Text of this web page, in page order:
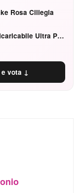
Rosa Ciliegia
Hourglass Confession Ricaricabile Ultra Preciso Ad Alta Intensità Secretly Classic Red
vota ↓